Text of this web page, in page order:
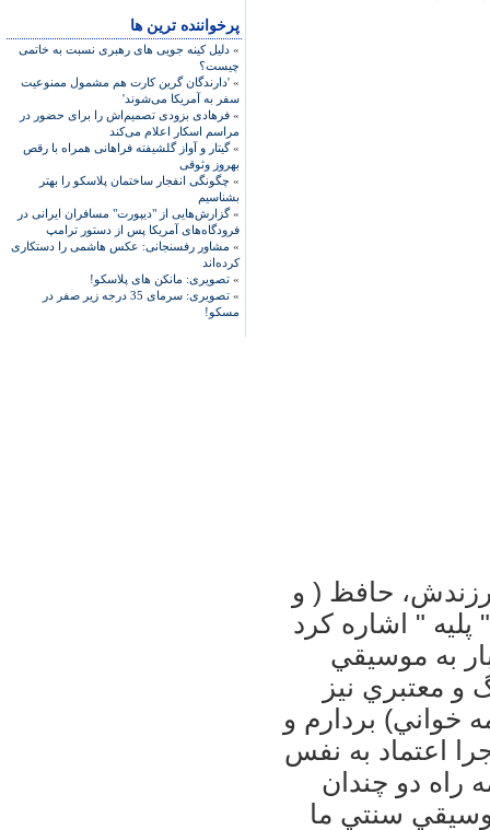
پرخواننده ترین ها
» دلیل کینه جویی های رهبری نسبت به خاتمی
چیست؟
» 'دارندگان گرین کارت هم مشمول ممنوعیت
سفر به آمریکا می‌شوند'
» فرهادی بزودی تصمیم‌اش را برای حضور در
مراسم اسکار اعلام می‌کند
»گیتار و آواز گلشیفته فراهانی همراه با رقص
بهروز وثوقی
» چگونگی انفجار ساختمان پلاسکو را بهتر
بشناسیم
»گزارش‌هایی از "دیپورت" مسافران ایرانی در
فرودگاه‌های آمریکا پس از دستور ترامپ
» مشاور رفسنجانی: عکس هاشمی را دستکاری
کرده‌اند
» تصویری: مانکن های پلاسکو!
»
تصویری: سرمای 35 درجه زیر صفر در
مسکو!
حافظ ( و
" اشاره کرد
به موسيقي
معتبري نيز
خواني) بردارم و
اعتماد به نفس
راه دو چندان
سنتي ما